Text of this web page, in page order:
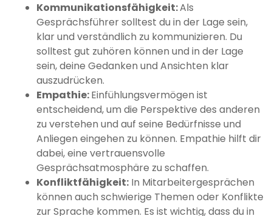
Kommunikationsfähigkeit:Als
Gesprächsführer solltest du in der Lage sein,
klar und verständlich zu kommunizieren. Du
solltest gut zuhören können und in der Lage
sein, deine Gedanken und Ansichten klar
auszudrücken.
Empathie:Einfühlungsvermögen ist
entscheidend, um die Perspektive des anderen
zu verstehen und auf seine Bedürfnisse und
Anliegen eingehen zu können. Empathie hilft dir
dabei, eine vertrauensvolle
Gesprächsatmosphäre zu schaffen.
Konfliktfähigkeit: In Mitarbeitergesprächen
können auch schwierige Themen oder Konflikte
zur Sprache kommen. Es ist wichtig, dass du in